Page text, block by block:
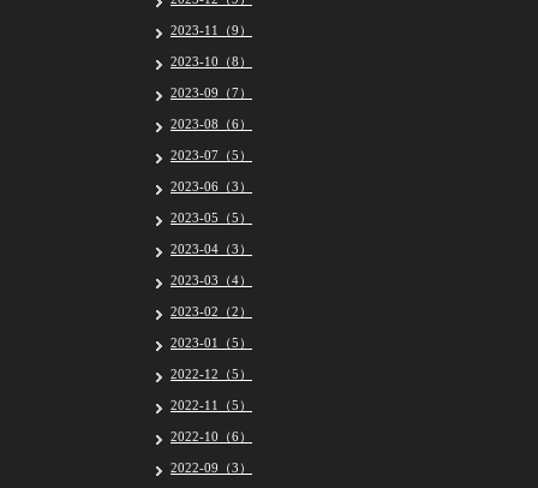
2023-11（9）
2023-10（8）
2023-09（7）
2023-08（6）
2023-07（5）
2023-06（3）
2023-05（5）
2023-04（3）
2023-03（4）
2023-02（2）
2023-01（5）
2022-12（5）
2022-11（5）
2022-10（6）
2022-09（3）